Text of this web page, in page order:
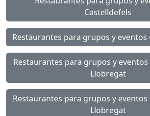
Castelldefels
Restaurantes para grupos y eventos
Restaurantes para grupos y eventos
Llobregat
Restaurantes para grupos y eventos
Llobregat